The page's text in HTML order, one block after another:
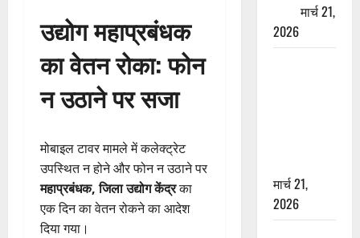
उद्योग महाप्रबंधक
का वेतन रोका: फोन
न उठाने पर सजा
मोबाइल टावर मामले में कलेक्ट्रेट
उपस्थित न होने और फोन न उठाने पर
महाप्रबंधक, जिला उद्योग केंद्रका
एक दिन का वेतन रोकने का आदेश
दिया गया।
मार्च 21,
2026
मार्च 21,
2026